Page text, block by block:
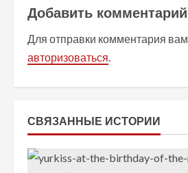
и
т
ь
т
е
Добавить комментарий
Для отправки комментария
авторизоваться.
СВЯЗАННЫЕ ИСТОРИИ